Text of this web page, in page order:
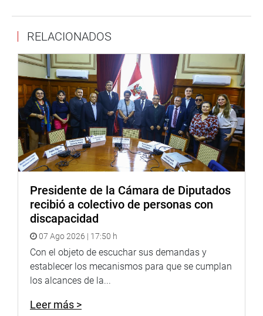
La ministra señaló que están trabajando para que en dos
semanas se pueda reabrir los talleres, que paralizaron sus
labores, a excepción de las que se dedicaron a la
confección de mascarillas y protectores faciales.
El congresista De Belaunde de Cárdenas indicó que otra
de sus preocupaciones es la situación de vulnerabilidad
en que se encuentran los defensores ambientalistas, que
son amenazados y en algunos casos hasta asesinados.
De igual manera, en torno a la falta del derecho a la
que no tienen contacto con sus abogados desde el inicio
de la pandemia. En esa misma línea, reos que no tiene la
posibilidad de contratar a un abogado para su defensa.
Rocío Silva Santisteban (FA) coincidió con estas
preocupaciones y se refirió también sobre la problemática
de los familiares de víctimas de desapariciones forzadas,
entre ellas muchas viudas con sus hijos, que no tienen
acceso a la salud.
RELACIONADOS
Presidente de la Cámara de Diputados
recibió a colectivo de personas con
discapacidad
07 Ago 2026 | 17:50 h
Con el objeto de escuchar sus demandas y
establecer los mecanismos para que se cumplan
los alcances de la...
Leer más >